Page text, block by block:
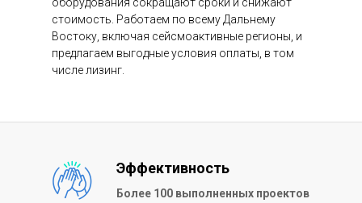
стоимость. Работаем по всему Дальнему
Востоку, включая сейсмоактивные регионы, и
предлагаем выгодные условия оплаты, в том
числе лизинг.
Эффективность
Более 100 выполненных проектов